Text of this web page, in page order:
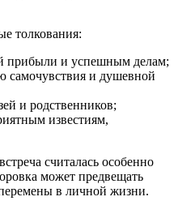
толкования:
прибыли и успешным делам;
самочувствия и душевной
и родственников;
известиям,
считалась особенно
может предвещать
в личной жизни.